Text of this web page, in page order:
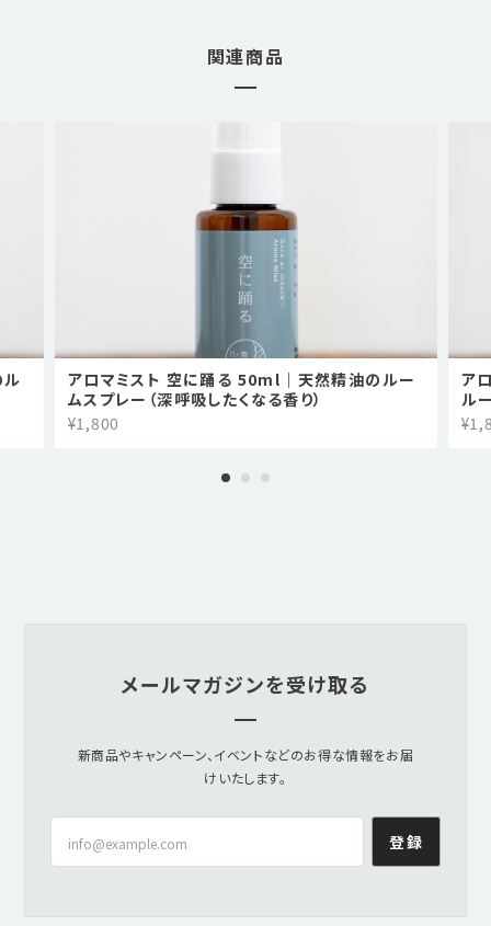
関連商品
アロマミスト 空に踊る 50ml｜天然精油のルー
ムスプレー（深呼吸したくなる香り）
¥1,800
ア
ル
メールマガジンを受け取る
新商品やキャンペーン、イベントなどのお得な情報をお届
けいたします。
登録